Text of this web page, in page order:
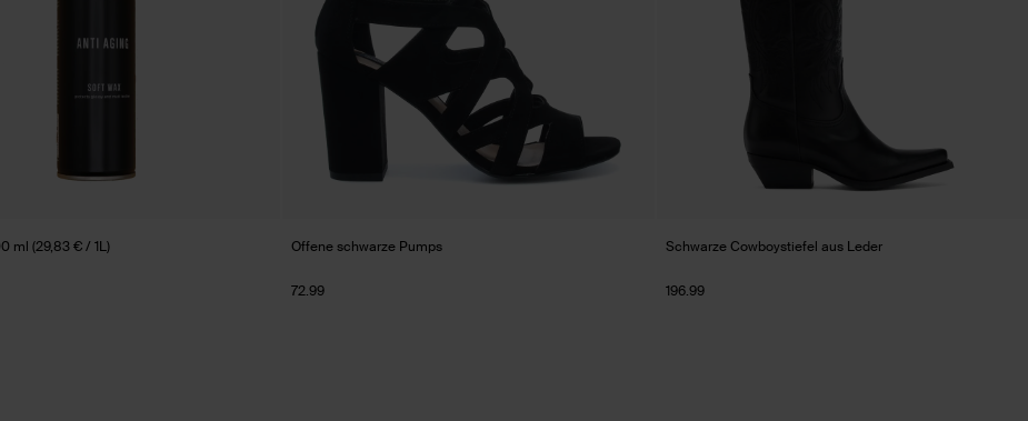
ml (29,83 € / 1L) Offene schwarze Pumps
72.99
Schwarze Cowboystiefel aus Leder
196.99